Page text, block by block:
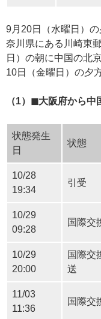
9月20日（水曜日）
奈川県にある川崎東
日）の朝に中国の北
10日（金曜日）の夕
（1）◼︎大阪府から
状態発生
日
状態
10/28
19:34
引受
10/29
09:28
国際交
10/29
20:00
国際交
送
11/03
11:36
国際交